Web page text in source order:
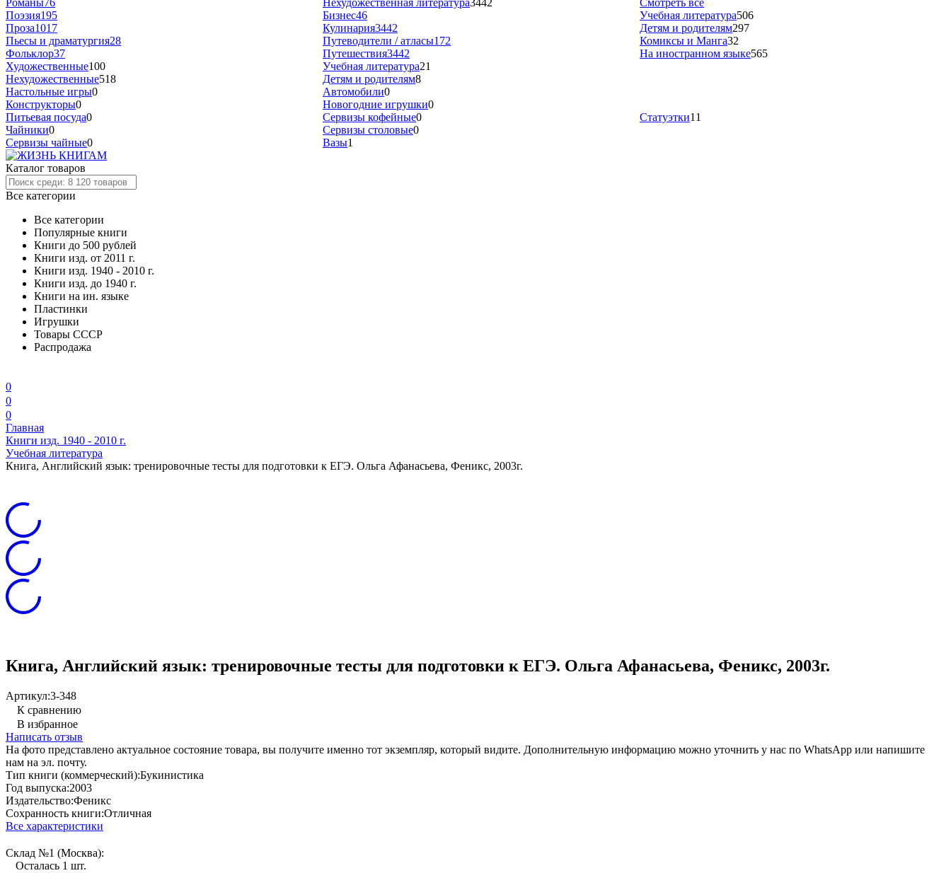
Романы76
Поэзия195
Проза1017
Пьесы и драматургия28
Фольклор37
Нехудожественная литература3442
Бизнес46
Кулинария3442
Путеводители / атласы172
Путешествия3442
Смотреть все
Учебная литература506
Детям и родителям297
Комиксы и Манга32
На иностранном языке565
Художественные100
Нехудожественные518
Учебная литература21
Детям и родителям8
Настольные игры0
Конструкторы0
Автомобили0
Новогодние игрушки0
Питьевая посуда0
Чайники0
Сервизы чайные0
Сервизы кофейные0
Сервизы столовые0
Вазы1
Статуэтки11
Каталог товаров
Все категории
Все категории
Популярные книги
Книги до 500 рублей
Книги изд. от 2011 г.
Книги изд. 1940 - 2010 г.
Книги изд. до 1940 г.
Книги на ин. языке
Пластинки
Игрушки
Товары СССР
Распродажа
0
0
0
Главная
Книги изд. 1940 - 2010 г.
Учебная литература
Книга, Английский язык: тренировочные тесты для подготовки к ЕГЭ. Ольга Афанасьева, Феникс, 2003г.
Книга, Английский язык: тренировочные тесты для подготовки к ЕГЭ. Ольга Афанасьева, Феникс, 2003г.
Артикул:3-348
К сравнению
В избранное
Написать отзыв
На фото представлено актуальное состояние товара, вы получите именно тот экземпляр, который видите. Дополнительную информацию можно уточнить у нас по WhatsApp или напишите
нам на эл. почту.
Тип книги (коммерческий):Букинистика
Год выпуска:2003
Издательство:Феникс
Сохранность книги:Отличная
Все характеристики
Склад №1 (Москва):
Осталась 1 шт.